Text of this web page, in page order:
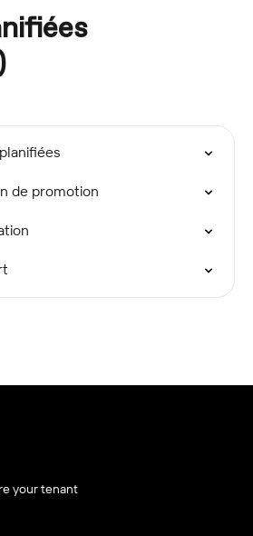
de promotion
your tenant